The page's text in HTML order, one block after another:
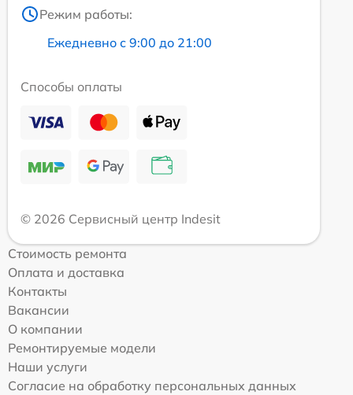
Режим работы:
Ежедневно с 9:00 до 21:00
Способы оплаты
© 2026 Сервисный центр Indesit
Стоимость ремонта
Оплата и доставка
Контакты
Вакансии
О компании
Ремонтируемые модели
Наши услуги
Согласие на обработку персональных данных